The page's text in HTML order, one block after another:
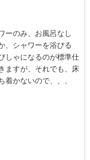
ーのみ、お風呂なし
、シャワーを浴びる
しゃになるのが標準仕
ますが、それでも、床
かないので、、、